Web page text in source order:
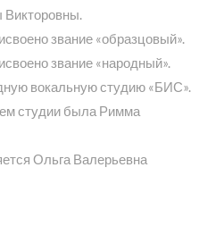
Викторовны.
звание «образцовый».
звание «народный».
вокальную студию «БИС».
студии была Римма
Ольга Валерьевна